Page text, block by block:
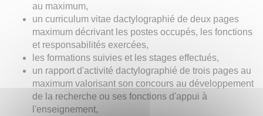
au maximum,
un curriculum vitae dactylographié de deux pages
maximum décrivant les postes occupés, les fonctions
et responsabilités exercées,
les formations suivies et les stages effectués,
un rapport d'activité dactylographié de trois pages au
maximum valorisant son concours au développement
de la recherche ou ses fonctions d'appui à
l'enseignement,